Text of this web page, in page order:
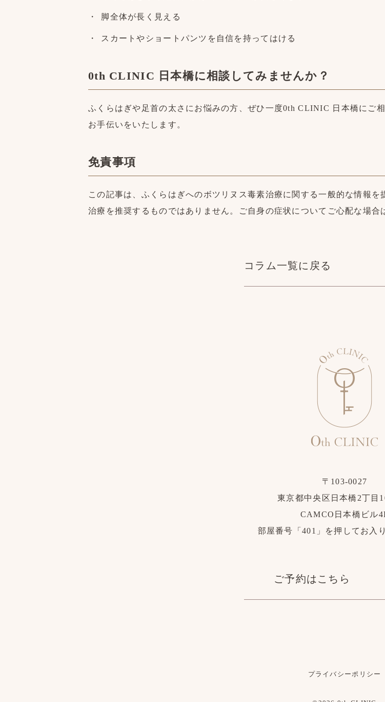
脚全体が長く見える
スカートやショートパンツを自信を持ってはける
0th CLINIC 日本橋に相談してみませんか？
ふくらはぎや足首の太さにお悩みの方、ぜひ一度0th CLINIC 日本橋にご
お手伝いをいたします。
免責事項
この記事は、ふくらはぎへのボツリヌス毒素治療に関する一般的な情報
治療を推奨するものではありません。ご自身の症状についてご心配な場合
コラム一覧に戻る
〒103-0027
東京都中央区日本橋2丁目
CAMCO日本橋ビル
部屋番号「401」を押してお入
ご予約はこちら
プライバシーポリシー